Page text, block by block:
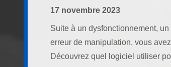
17 novembre 2023
Suite à un dysfonctionnement,
erreur de manipulation, vous
Découvrez quel logiciel utiliser